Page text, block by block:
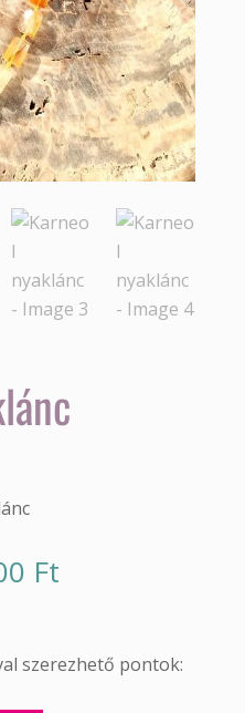
Ft
szerezhető pontok: